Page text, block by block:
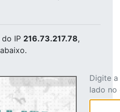
do IP 216.73.217.78,
Digite
lado no